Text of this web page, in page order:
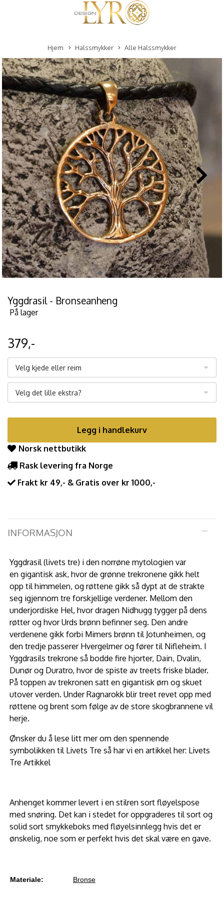
Hjem Halssmykker Alle Halssmykker
Yggdrasil - Bronseanheng
På lager
379,-
Velg kjede eller reim
Velg det lille ekstra?
Legg i handlekurv
Norsk nettbutikk
Rask levering fra Norge
Frakt kr 49,- & Gratis over kr 1000,-
INFORMASJON
Yggdrasil (livets tre) i den norrøne mytologien var
en gigantisk ask, hvor de grønne trekronene gikk helt
opp til himmelen, og røttene gikk så dypt at de strakte
seg igjennom tre forskjellige verdener. Mellom den
underjordiske Hel, hvor dragen Nidhugg tygger på dens
røtter og hvor Urds brønn befinner seg. Den andre
verdenene gikk forbi Mimers brønn til Jotunheimen, og
den tredje passerer Hvergelmer og fører til Nifleheim. I
Yggdrasils trekrone så bodde fire hjorter, Dain, Dvalin,
Dunør og Duratro, hvor de spiste av treets friske blader.
På toppen av trekronen satt en gigantisk ørn og skuet
utover verden. Under Ragnarokk blir treet revet opp med
røttene og brent som følge av de store skogbrannene vil
herje.
Ønsker du å lese litt mer om den spennende
symbolikken til Livets Tre så har vi en artikkel her: Livets
Tre Artikkel
Anhenget kommer levert i en stilren sort fløyelspose
med snøring. Det kan i stedet for oppgraderes til sort og
solid sort smykkeboks med fløyelsinnlegg hvis det er
ønskelig, noe som er perfekt hvis det skal være en gave.
Materiale: Bronse